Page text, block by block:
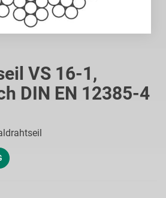
VS 16-1,
DIN EN 12385-4